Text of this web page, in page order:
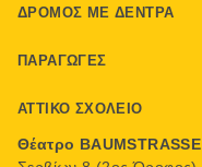
ΔΡΌΜΟΣ ΜΕ ΔΈΝΤΡΑ
ΠΑΡΑΓΩΓΈΣ
ΑΤΤΙΚΌ ΣΧΟΛΕΊΟ
Θέατρο BAUMSTRASSE